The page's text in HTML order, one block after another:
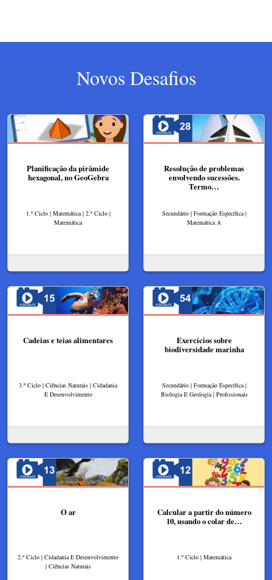
Novos Desafios
Planificação da pirâmide
hexagonal, no GeoGebra
1.º Ciclo | Matemática | 2.º Ciclo |
Matemática
Resolução de problemas
envolvendo sucessões.
Termo…
Secundário | Formação Específica |
Matemática A
Cadeias e teias alimentares
3.º Ciclo | Ciências Naturais | Cidadania
E Desenvolvimento
Exercícios sobre
biodiversidade marinha
Secundário | Formação Específica |
Biologia E Geologia | Profissionais
O ar
2.º Ciclo | Cidadania E Desenvolvimento
| Ciências Naturais
Calcular a partir do número
10, usando o colar de…
1.º Ciclo | Matemática